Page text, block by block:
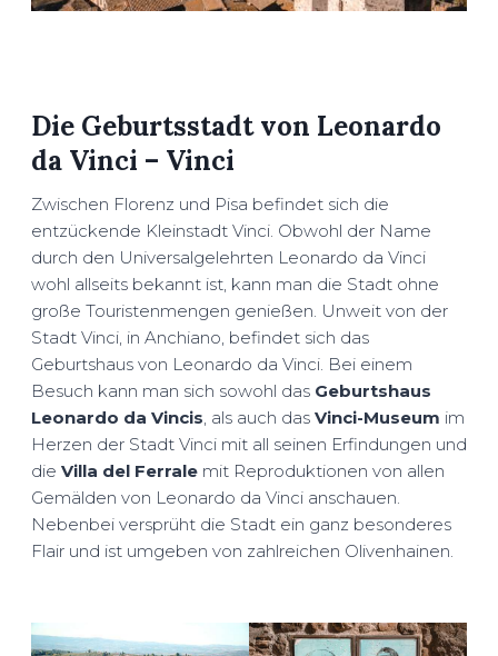
Die Geburtsstadt von Leonardo
da Vinci – Vinci
Zwischen Florenz und Pisa befindet sich die
entzückende Kleinstadt Vinci. Obwohl der Name
durch den Universalgelehrten Leonardo da Vinci
wohl allseits bekannt ist, kann man die Stadt ohne
große Touristenmengen genießen. Unweit von der
Stadt Vinci, in Anchiano, befindet sich das
Geburtshaus von Leonardo da Vinci. Bei einem
Besuch kann man sich sowohl das Geburtshaus
Leonardo da Vincis, als auch das Vinci-Museum im
Herzen der Stadt Vinci mit all seinen Erfindungen und
die Villa del Ferralemit Reproduktionen von allen
Gemälden von Leonardo da Vinci anschauen.
Nebenbei versprüht die Stadt ein ganz besonderes
Flair und ist umgeben von zahlreichen Olivenhainen.